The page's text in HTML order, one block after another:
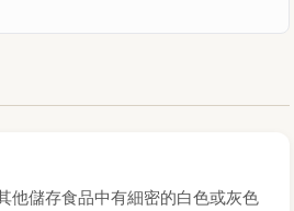
他儲存食品中有細密的白色或灰色